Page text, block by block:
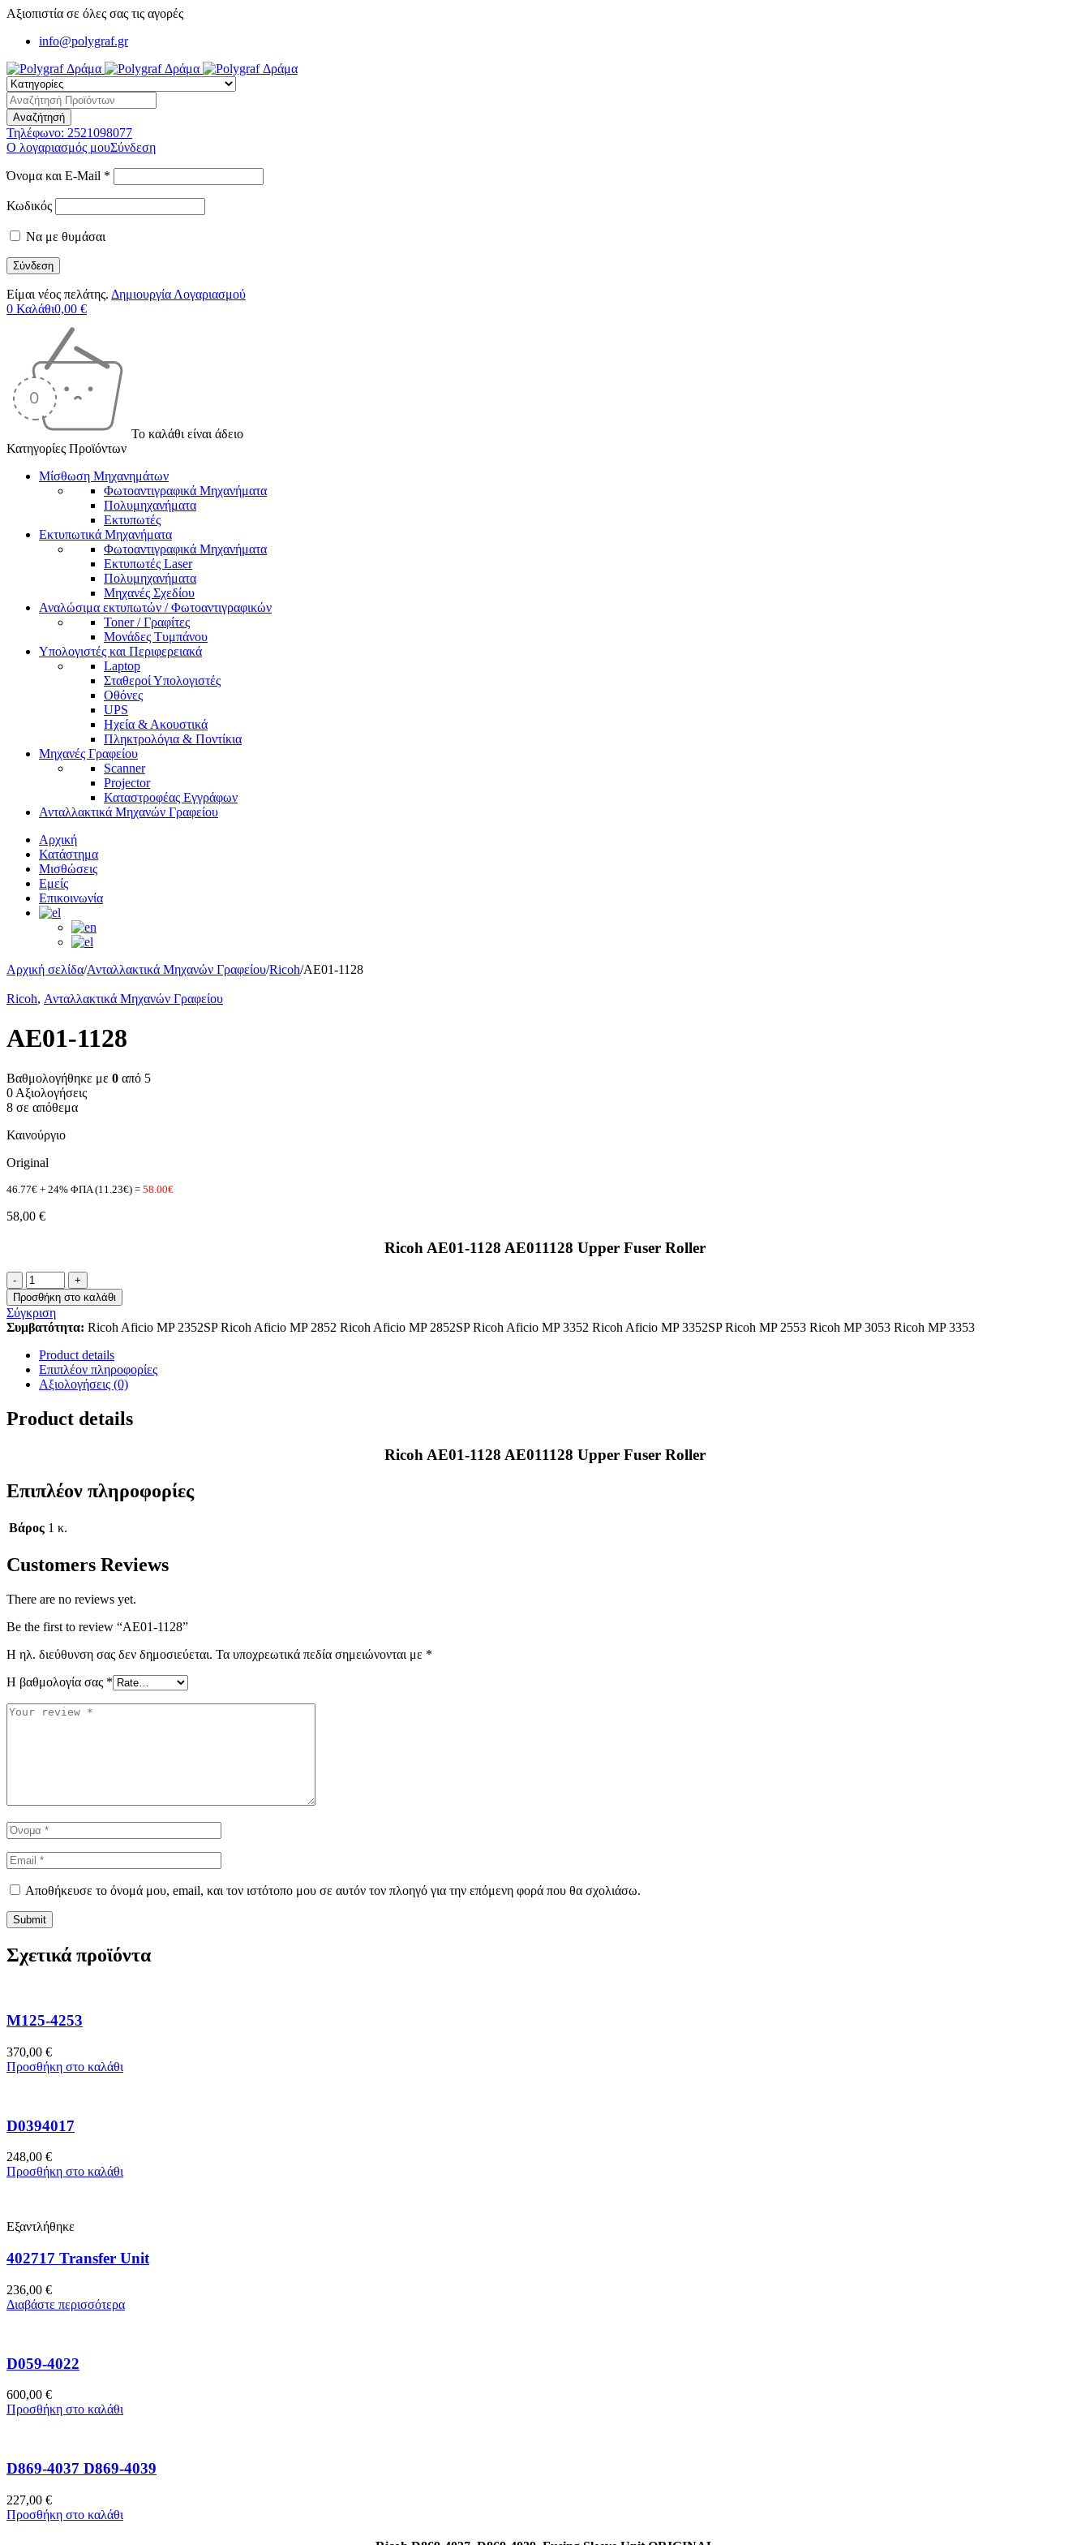
Αξιοπιστία σε όλες σας τις αγορές
info@polygraf.gr
Τηλέφωνο: 2521098077
Ο λογαριασμός μουΣύνδεση
Όνομα και E-Mail *
Κωδικός
Να με θυμάσαι
Είμαι νέος πελάτης. Δημιουργία Λογαριασμού
0 Καλάθι0,00 €
Το καλάθι είναι άδειο
Κατηγορίες Προϊόντων
Μίσθωση Μηχανημάτων
Φωτοαντιγραφικά Μηχανήματα
Πολυμηχανήματα
Εκτυπωτές
Εκτυπωτικά Μηχανήματα
Φωτοαντιγραφικά Μηχανήματα
Εκτυπωτές Laser
Πολυμηχανήματα
Μηχανές Σχεδίου
Αναλώσιμα εκτυπωτών / Φωτοαντιγραφικών
Toner / Γραφίτες
Μονάδες Τυμπάνου
Υπολογιστές και Περιφερειακά
Laptop
Σταθεροί Υπολογιστές
Οθόνες
UPS
Ηχεία & Ακουστικά
Πληκτρολόγια & Ποντίκια
Μηχανές Γραφείου
Scanner
Projector
Καταστροφέας Εγγράφων
Ανταλλακτικά Μηχανών Γραφείου
Αρχική
Κατάστημα
Μισθώσεις
Εμείς
Επικοινωνία
Αρχική σελίδα/Ανταλλακτικά Μηχανών Γραφείου/Ricoh/AE01-1128
Ricoh, Ανταλλακτικά Μηχανών Γραφείου
AE01-1128
Βαθμολογήθηκε με 0 από 5
0 Αξιολογήσεις
8 σε απόθεμα
Καινούργιο
Original
46.77€ + 24% ΦΠΑ (11.23€) = 58.00€
58,00 €
Ricoh AE01-1128 AE011128 Upper Fuser Roller
AE01-
1128
ποσότητα
Προσθήκη στο καλάθι
Σύγκριση
Συμβατότητα: Ricoh Aficio MP 2352SP Ricoh Aficio MP 2852 Ricoh Aficio MP 2852SP Ricoh Aficio MP 3352 Ricoh Aficio MP 3352SP Ricoh MP 2553 Ricoh MP 3053 Ricoh MP 3353
Product details
Επιπλέον πληροφορίες
Αξιολογήσεις (0)
Product details
Ricoh AE01-1128 AE011128 Upper Fuser Roller
Επιπλέον πληροφορίες
Βάρος 1 κ.
Customers Reviews
There are no reviews yet.
Be the first to review “AE01-1128”
Η ηλ. διεύθυνση σας δεν δημοσιεύεται. Τα υποχρεωτικά πεδία σημειώνονται με *
Η βαθμολογία σας *
Αποθήκευσε το όνομά μου, email, και τον ιστότοπο μου σε αυτόν τον πλοηγό για την επόμενη φορά που θα σχολιάσω.
Σχετικά προϊόντα
M125-4253
370,00 €
Προσθήκη στο καλάθι
D0394017
248,00 €
Προσθήκη στο καλάθι
Εξαντλήθηκε
402717 Transfer Unit
236,00 €
Διαβάστε περισσότερα
D059-4022
600,00 €
Προσθήκη στο καλάθι
D869-4037 D869-4039
227,00 €
Προσθήκη στο καλάθι